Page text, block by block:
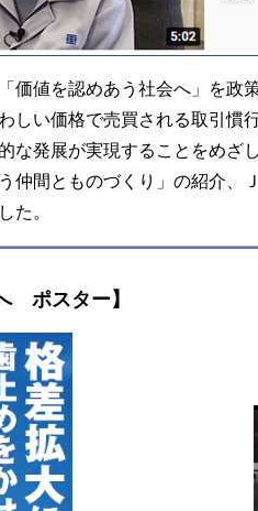
価値を認めあう社会へ」を政
しい価格で売買される取引慣
な発展が実現することをめざ
仲間とものづくり」の紹介、
た。
ポスター】